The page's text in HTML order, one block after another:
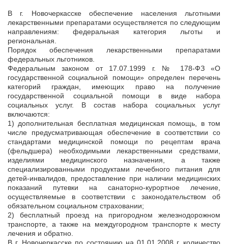
В г. Новочеркасске обеспечение населения льготными
лекарственными препаратами осуществляется по следующим
направлениям: федеральная категория льготы и
региональная.
Порядок обеспечения лекарственными препаратами
федеральных льготников.
Федеральным законом от 17.07.1999 г. № 178-ФЗ «О
государственной социальной помощи» определен перечень
категорий граждан, имеющих право на получение
государственной социальной помощи в виде набора
социальных услуг. В состав набора социальных услуг
включаются:
1) дополнительная бесплатная медицинская помощь, в том
числе предусматривающая обеспечение в соответствии со
стандартами медицинской помощи по рецептам врача
(фельдшера) необходимыми лекарственными средствами,
изделиями медицинского назначения, а также
специализированными продуктами лечебного питания для
детей-инвалидов, предоставление при наличии медицинских
показаний путевки на санаторно-курортное лечение,
осуществляемые в соответствии с законодательством об
обязательном социальном страховании;
2) бесплатный проезд на пригородном железнодорожном
транспорте, а также на междугородном транспорте к месту
лечения и обратно.